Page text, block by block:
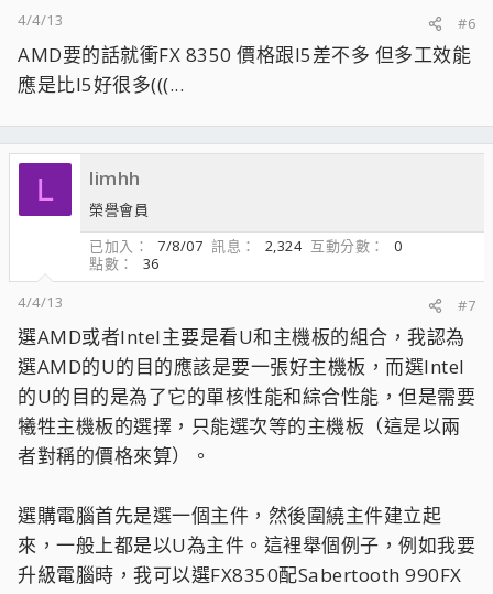
4/4/13
#6
AMD要的話就衝FX 8350 價格跟I5差不多 但多工效能
應是比I5好很多(((...
L limhh
榮譽會員
已加入
7/8/07 訊息 2,324 互動分數
0
點數
36
4/4/13
#7
選AMD或者Intel主要是看U和主機板的組合，我認為
選AMD的U的目的應該是要一張好主機板，而選Intel
的U的目的是為了它的單核性能和綜合性能，但是需要
犧牲主機板的選擇，只能選次等的主機板（這是以兩
者對稱的價格來算）。
選購電腦首先是選一個主件，然後圍繞主件建立起
來，一般上都是以U為主件。這裡舉個例子，例如我要
升級電腦時，我可以選FX8350配Sabertooth 990FX